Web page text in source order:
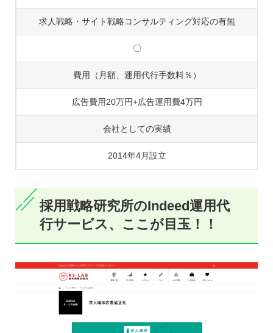
求人戦略・サイト戦略コンサルティング対応の有無
〇
費用（月額、運用代行手数料％）
広告費用20万円+広告運用費4万円
会社としての実績
2014年4月設立
採用戦略研究所のIndeed運用代
行サービス、ここが目玉！！